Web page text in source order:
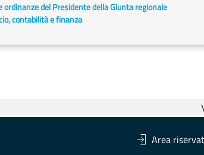
ordinanze del Presidente della Giunta regionale
contabilità e finanza
Area